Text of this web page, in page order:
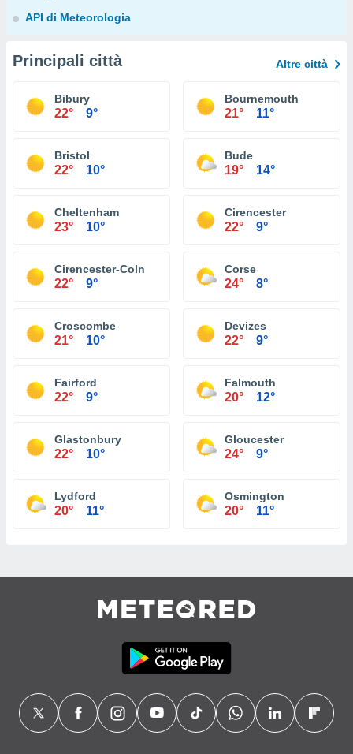
API di Meteorologia
Principali città Altre città
Bibury
22° 9°
Bournemouth
21° 11°
Bristol
22° 10°
Bude
19° 14°
Cheltenham
23° 10°
Cirencester
22° 9°
Cirencester-Coln
22° 9°
Corse
24° 8°
Croscombe
21° 10°
Devizes
22° 9°
Fairford
22° 9°
Falmouth
20° 12°
Glastonbury
22° 10°
Gloucester
24° 9°
Lydford
20° 11°
Osmington
20° 11°